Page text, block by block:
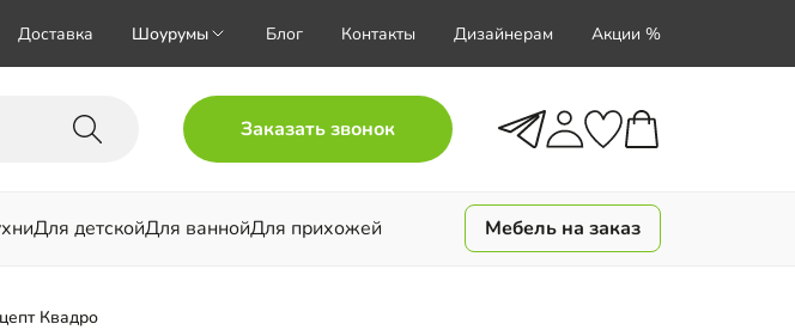
Доставка Шоурумы Блог Контакты Дизайнерам Акции %
Заказать звонок
Для детскойДля ваннойДля прихожей Мебель на заказ
Квадро